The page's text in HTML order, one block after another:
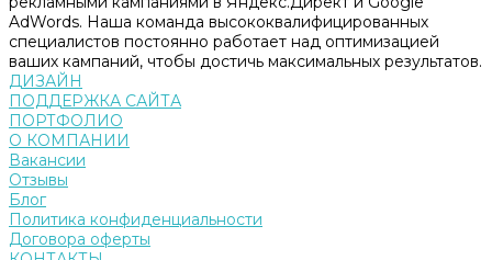
AdWords. Наша команда высококвалифицированных
специалистов постоянно работает над оптимизацией
ваших кампаний, чтобы достичь максимальных результатов.
ДИЗАЙН
ПОДДЕРЖКА САЙТА
ПОРТФОЛИО
О КОМПАНИИ
Вакансии
Отзывы
Блог
Политика конфиденциальности
Договора оферты